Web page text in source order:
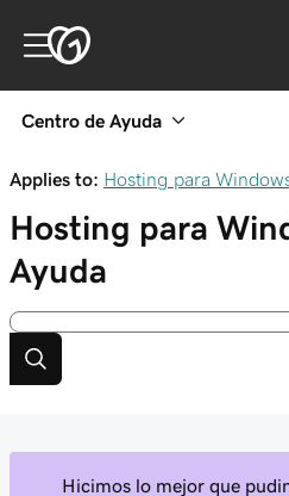
Centro de Ayuda
Applies to: Hosting para
Hosting para
Ayuda
Hicimos lo mejor que